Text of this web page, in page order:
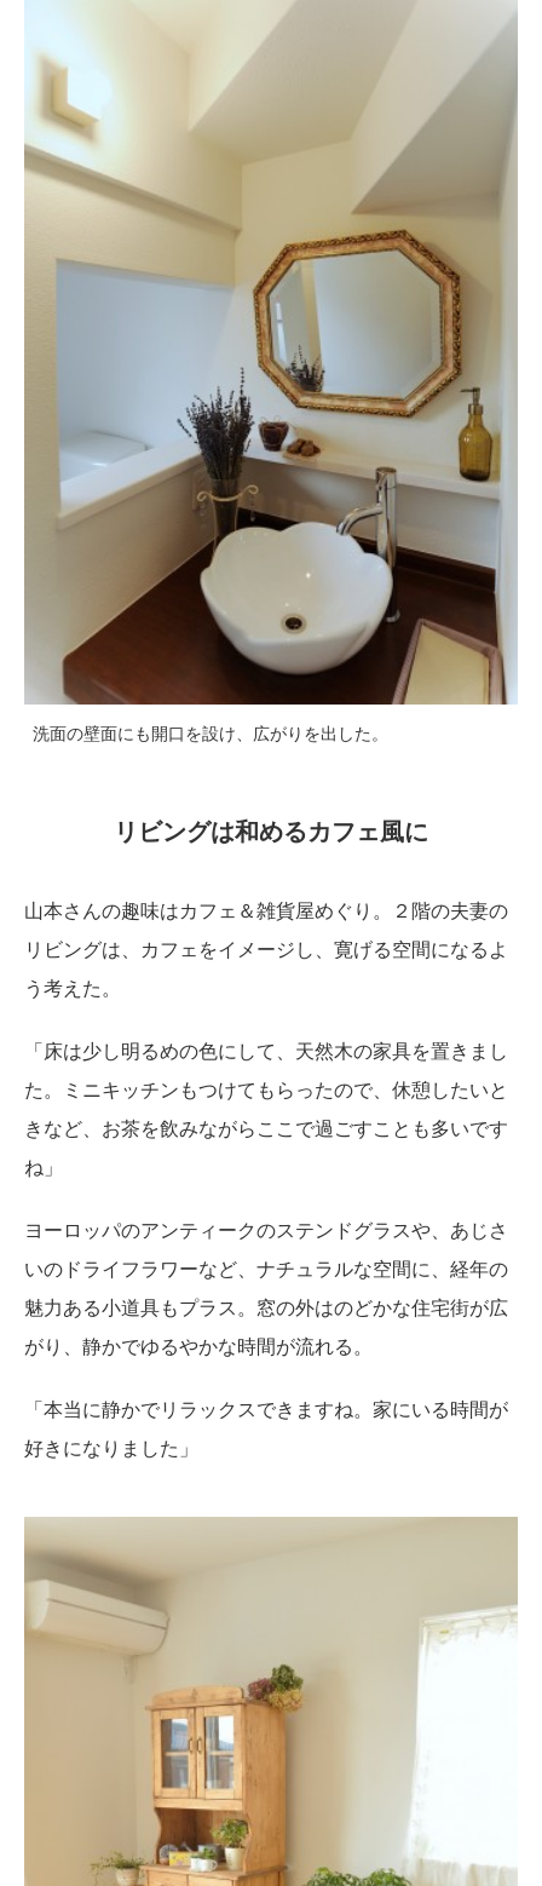
洗面の壁面にも開口を設け、広がりを出した。
リビングは和めるカフェ風に
山本さんの趣味はカフェ＆雑貨屋めぐり。２階の夫妻の
リビングは、カフェをイメージし、寛げる空間になるよ
う考えた。
「床は少し明るめの色にして、天然木の家具を置きまし
た。ミニキッチンもつけてもらったので、休憩したいと
きなど、お茶を飲みながらここで過ごすことも多いです
ね」
ヨーロッパのアンティークのステンドグラスや、あじさ
いのドライフラワーなど、ナチュラルな空間に、経年の
魅力ある小道具もプラス。窓の外はのどかな住宅街が広
がり、静かでゆるやかな時間が流れる。
「本当に静かでリラックスできますね。家にいる時間が
好きになりました」